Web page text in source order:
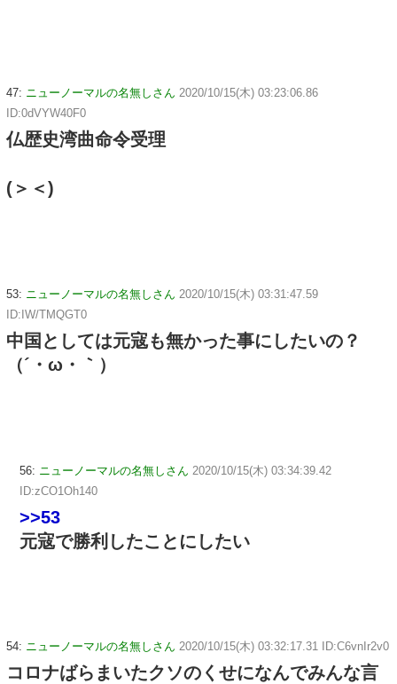
47: ニューノーマルの名無しさん 2020/10/15(木) 03:23:06.86
ID:0dVYW40F0
仏歴史湾曲命令受理
(＞＜)
53: ニューノーマルの名無しさん 2020/10/15(木) 03:31:47.59
ID:IW/TMQGT0
中国としては元寇も無かった事にしたいの？
（´・ω・｀）
56: ニューノーマルの名無しさん 2020/10/15(木) 03:34:39.42
ID:zCO1Oh140
>>53
元寇で勝利したことにしたい
54: ニューノーマルの名無しさん 2020/10/15(木) 03:32:17.31 ID:C6vnIr2v0
コロナばらまいたクソのくせになんでみんな言